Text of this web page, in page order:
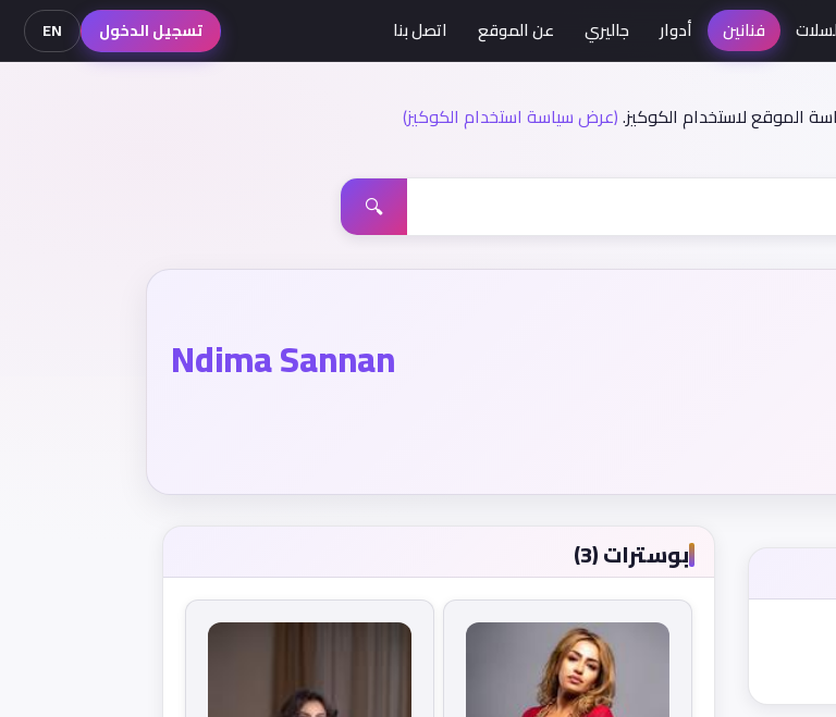
الموقع لاستخدام الكوكيز.(عرض سياسة استخدام الكوكيز)
فنانين أدوار جاليري عن الموقع اتصل بنا تسجيل الدخول EN
🔍
Ndima Sannan
بوسترات (3)